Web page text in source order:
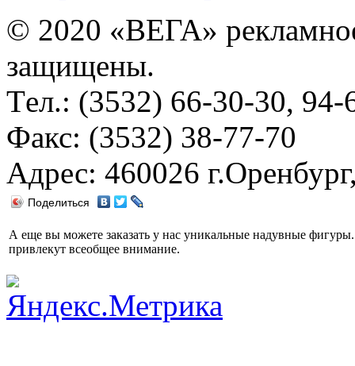
© 2020 «ВЕГА»
защищены.
Tел.: (3532) 66-30-30,
Факс: (3532) 38-77-70
Адрес: 460026
Поделиться
А еще вы можете заказать у нас уникальные надувные
привлекут всеобщее внимание.